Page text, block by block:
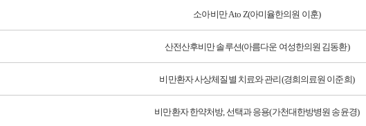
소아비만 A to Z(아미율한의원 이훈)
산전산후비만 솔루션(아름다운 여성한의원 김동환)
비만환자 사상체질별 치료와 관리(경희의료원 이준희)
비만환자 한약처방, 선택과 응용(가천대한방병원 송윤경)